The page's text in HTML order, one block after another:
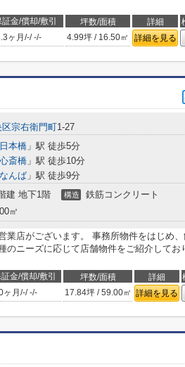
金/償却/敷引 坪数/面積 詳細
ヶ月 /-/-/- 4.99坪 / 16.50㎡ 詳細を見る
区宗右衛門町1-27
日本橋 」駅 徒歩5分
心斎橋 」駅 徒歩10分
なんば 」駅 徒歩9分
建 地下1階 構造 鉄筋コンクリート
㎡
業店がございます。 事務所物件をはじめ
のニーズに応じて店舗物件をご紹介してお
金/償却/敷引 坪数/面積 詳細
ヶ月 /-/-/- 17.84坪 / 59.00㎡ 詳細を見る